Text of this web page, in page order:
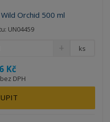
Orchid 500 ml
UN04459
Kč
DPH
ks